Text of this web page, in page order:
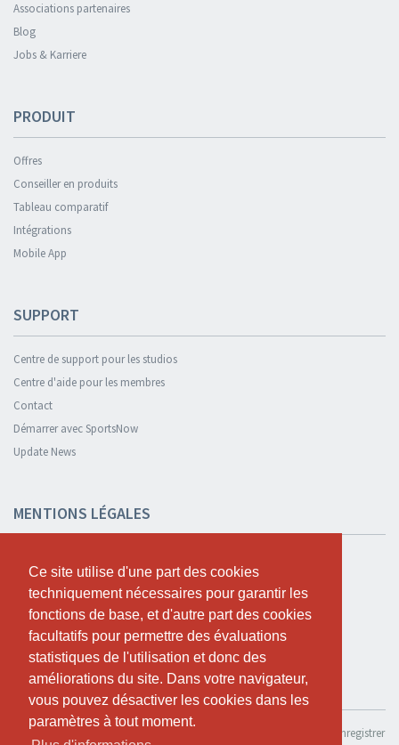
Ce site utilise d'une part des cookies
techniquement nécessaires pour garantir les
fonctions de base, et d'autre part des cookies
facultatifs pour permettre des évaluations
statistiques de l'utilisation et donc des
améliorations du site. Dans votre navigateur,
vous pouvez désactiver les cookies dans les
paramètres à tout moment.
Ce site utilise d'une part des cookies
techniquement nécessaires pour garantir les
fonctions de base, et d'autre part des cookies
facultatifs pour permettre des évaluations
statistiques de l'utilisation et donc des
améliorations du site. Dans votre navigateur,
vous pouvez désactiver les cookies dans les
paramètres à tout moment.
Associations partenaires
Blog
Jobs & Karriere
PRODUIT
Offres
Conseiller en produits
Tableau comparatif
Intégrations
Mobile App
SUPPORT
Centre de support pour les studios
Centre d'aide pour les membres
Contact
Démarrer avec SportsNow
Update News
MENTIONS LÉGALES
Déclaration de confidentialité
Termes et conditions
Cookie Policy
TESTER GRATUITEMENT
Si tu souhaites utiliser SportsNow pour ton propre studio, tu peux l’enregistrer